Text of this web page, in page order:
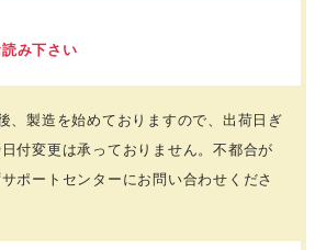
み下さい
、製造を始めておりますので、出荷日ぎ
付変更は承っておりません。不都合が
ポートセンターにお問い合わせくださ